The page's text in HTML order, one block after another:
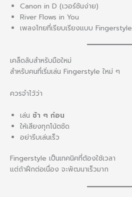
Canon in D (เวอร์ชันง่าย)
River Flows in You
เพลงไทยที่เรียบเรียงแบบ Fingerstyle
เคล็ดลับสำหรับมือใหม่
สำหรับคนที่เริ่มเล่น Fingerstyle ใหม่ ๆ
ควรจำไว้ว่า
เล่น ช้า ๆ ก่อน
ให้เสียงทุกโน้ตชัด
อย่ารีบเล่นเร็ว
Fingerstyle เป็นเทคนิคที่ต้องใช้เวลา
แต่ถ้าฝึกต่อเนื่อง จะพัฒนาเร็วมาก